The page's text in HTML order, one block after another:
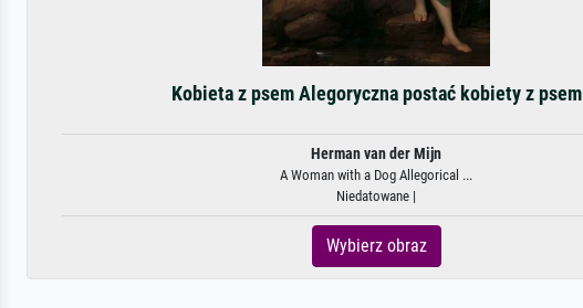
Kobieta z psem Alegoryczna postać kobiety z psem
Herman van der Mijn
A Woman with a Dog Allegorical ...
Niedatowane |
Wybierz obraz